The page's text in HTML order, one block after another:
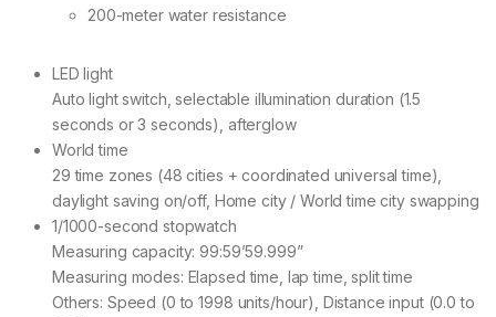
200-meter water resistance
LED light
Auto light switch, selectable illumination duration (1.5
seconds or 3 seconds), afterglow
World time
29 time zones (48 cities + coordinated universal time),
daylight saving on/off, Home city / World time city swapping
1/1000-second stopwatch
Measuring capacity: 99:59’59.999”
Measuring modes: Elapsed time, lap time, split time
Others: Speed (0 to 1998 units/hour), Distance input (0.0 to